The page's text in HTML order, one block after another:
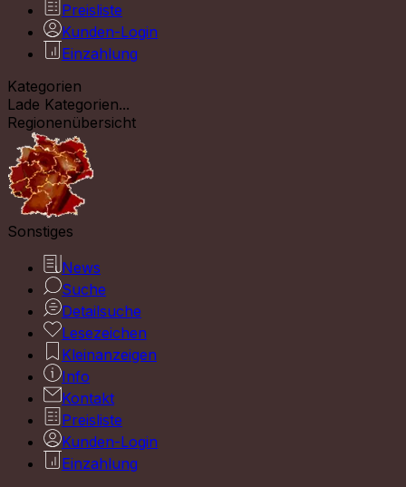
Preisliste
Kunden-Login
Einzahlung
Kategorien
Lade Kategorien...
Regionenübersicht
Sonstiges
News
Suche
Detailsuche
Lesezeichen
Kleinanzeigen
Info
Kontakt
Preisliste
Kunden-Login
Einzahlung